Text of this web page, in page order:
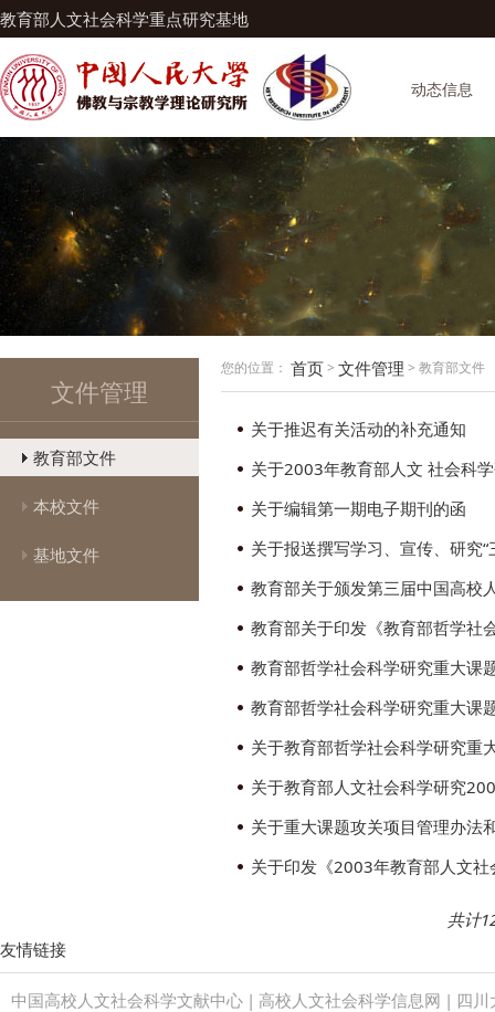
教育部人文社会科学重点研究基地
动态信息
文件管理
教育部文件
本校文件
基地文件
您的位置： 首页> 文件管理 > 教育部文件
关于推迟有关活动的补充通知
关于编辑第一期电子期刊的函
教育部关于颁发第三届中国高校
教育部哲学社会科学研究重大课
教育部哲学社会科学研究重大课
关于教育部哲学社会科学研究重
关于教育部人文社会科学研究
关于重大课题攻关项目管理办法
关于印发《2003年教育部人文
共计
友情链接
中国高校人文社会科学文献中心 | 高校人文社会科学信息网 | 四